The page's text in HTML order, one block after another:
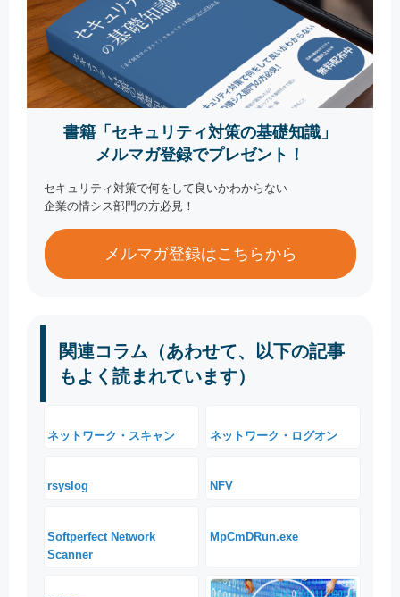
書籍「セキュリティ対策の基礎知識」
メルマガ登録でプレゼント！
セキュリティ対策で何をして良いかわからない
企業の情シス部門の方必見！
メルマガ登録はこちらから
関連コラム（あわせて、以下の記事
もよく読まれています）
ネットワーク・スキャン ネットワーク・ログオン
rsyslog NFV
Softperfect Network
Scanner
MpCmDRun.exe